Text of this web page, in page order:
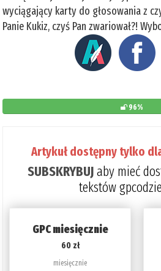
wyciągający karty do głosowania z
Panie Kukiz, czyś Pan zwariował?!
96%
Artykuł dostępny tylko
SUBSKRYBUJaby mieć
tekstów
GPC miesięcznie
60 zł
miesięcznie